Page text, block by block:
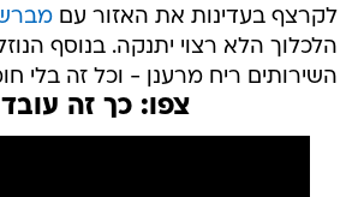
לקרצף בעדינות את האזור עם
הלכלוך הלא רצוי יתנקה. בנוסף
השירותים ריח מרענן - וכל זה בלי
צפו: כך זה עובד